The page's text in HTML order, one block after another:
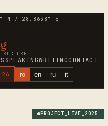
N / 28.8638° E
SPEAKINGWRITINGCONTACT
ro en ru it
PROJECT_LIVE_ 2025